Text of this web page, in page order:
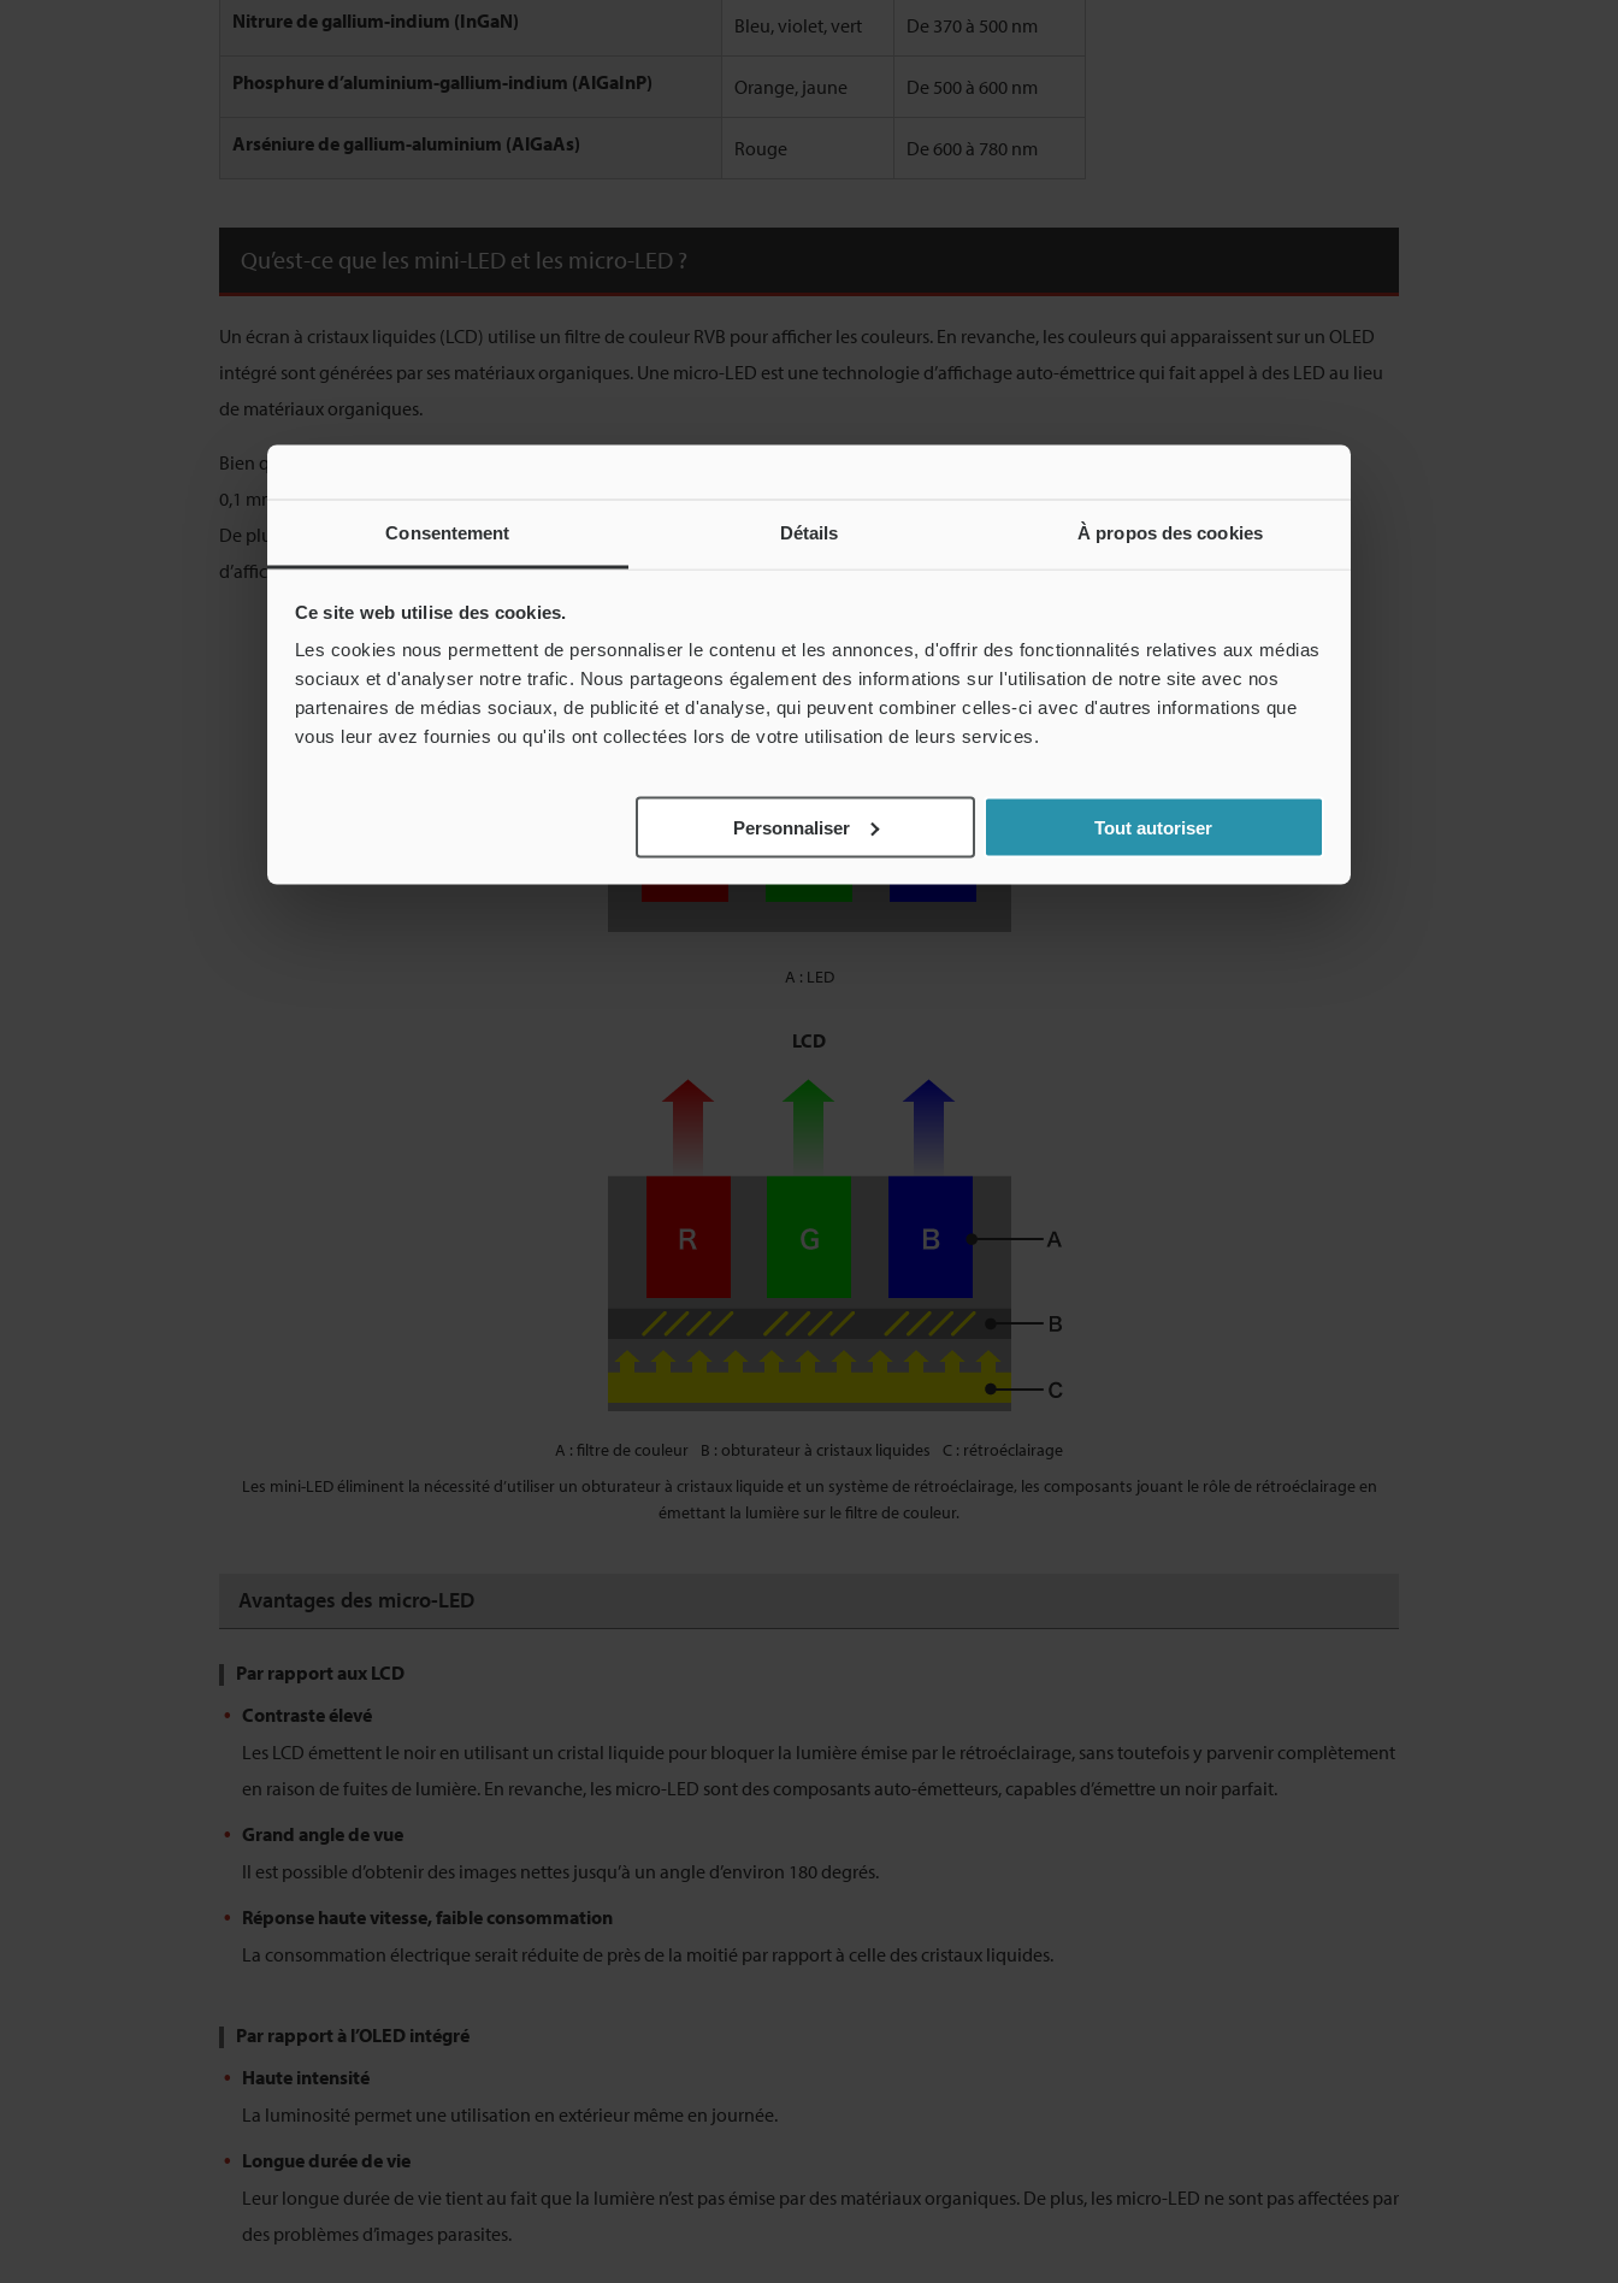
Consentement Détails À propos des cookies
Ce site web utilise des cookies.
Les cookies nous permettent de personnaliser le contenu et les annonces, d'offrir des fonctionnalités relatives aux médias
sociaux et d'analyser notre trafic. Nous partageons également des informations sur l'utilisation de notre site avec nos
partenaires de médias sociaux, de publicité et d'analyse, qui peuvent combiner celles-ci avec d'autres informations que
vous leur avez fournies ou qu'ils ont collectées lors de votre utilisation de leurs services.
Personnaliser Tout autoriser
Nitrure de gallium-indium (InGaN) Bleu, violet, vert De 370 à 500 nm
Phosphure d’aluminium-gallium-indium (AlGaInP) Orange, jaune De 500 à 600 nm
Arséniure de gallium-aluminium (AlGaAs) Rouge De 600 à 780 nm
Qu’est-ce que les mini-LED et les micro-LED ?
Un écran à cristaux liquides (LCD) utilise un filtre de couleur RVB pour afficher les couleurs. En revanche, les couleurs qui apparaissent sur un OLED
intégré sont générées par ses matériaux organiques. Une micro-LED est une technologie d’affichage auto-émettrice qui fait appel à des LED au lieu
de matériaux organiques.
Bien que leurs définitions soient ambiguës, en général, une mini-LED mesure au minimum 0,1 mm tandis qu’une micro-LED mesure moins de
0,1 mm.
De plus, les mini-LED et les micro-LED sont utilisées pour des applications différentes. Les micro-LED servent principalement dans les appareils
d’affichage, tandis que les mini-LED remplacent les systèmes de rétroéclairage des LCD.
Micro-LED / OLED intégré
A : LED
LCD
A : filtre de couleur B : obturateur à cristaux liquides
C : rétroéclairage
Les mini-LED éliminent la nécessité d’utiliser un obturateur à cristaux liquide et un système de rétroéclairage, les composants jouant le rôle de rétroéclairage en
émettant la lumière sur le filtre de couleur.
Avantages des micro-LED
Par rapport aux LCD
Contraste élevé
Les LCD émettent le noir en utilisant un cristal liquide pour bloquer la lumière émise par le rétroéclairage, sans toutefois y parvenir complètement
en raison de fuites de lumière. En revanche, les micro-LED sont des composants auto-émetteurs, capables d’émettre un noir parfait.
Grand angle de vue
Il est possible d’obtenir des images nettes jusqu’à un angle d’environ 180 degrés.
Réponse haute vitesse, faible consommation
La consommation électrique serait réduite de près de la moitié par rapport à celle des cristaux liquides.
Par rapport à l’OLED intégré
Haute intensité
La luminosité permet une utilisation en extérieur même en journée.
Longue durée de vie
Leur longue durée de vie tient au fait que la lumière n’est pas émise par des matériaux organiques. De plus, les micro-LED ne sont pas affectées par
des problèmes d’images parasites.